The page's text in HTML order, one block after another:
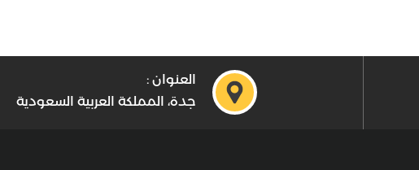
العنوان :
جدة، المملكة العربية السعودية